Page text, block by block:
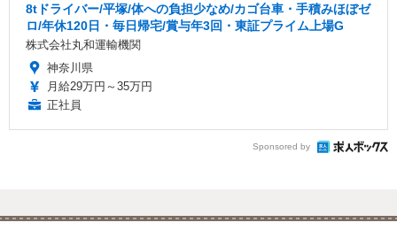
8tドライバー/平塚/体への負担少なめ/カゴ台車・手積みほぼゼ
ロ/年休120日・毎日帰宅/賞与年3回・東証プライム上場G
株式会社丸和運輸機関
神奈川県
月給29万円～35万円
正社員
Sponsored by